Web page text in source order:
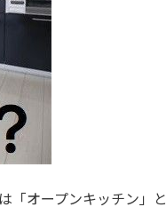
「オープンキッチン」と